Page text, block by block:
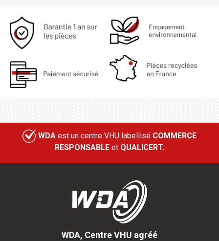
WDA est un centre VHU labellisé COMMERCE
RESPONSABLE et QUALICERT.
WDA, Centre VHU agréé